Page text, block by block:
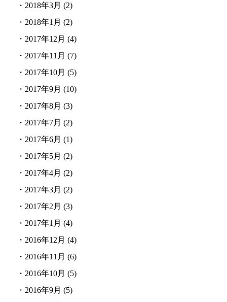
・ 2018年3月 (2)
・ 2018年1月 (2)
・ 2017年12月 (4)
・ 2017年11月 (7)
・ 2017年10月 (5)
・ 2017年9月 (10)
・ 2017年8月 (3)
・ 2017年7月 (2)
・ 2017年6月 (1)
・ 2017年5月 (2)
・ 2017年4月 (2)
・ 2017年3月 (2)
・ 2017年2月 (3)
・ 2017年1月 (4)
・ 2016年12月 (4)
・ 2016年11月 (6)
・ 2016年10月 (5)
・ 2016年9月 (5)